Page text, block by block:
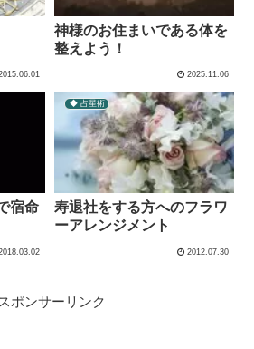
神様のお住まいである体を
整えよう！
2025.11.06
宿命
◆ 占星術
寿退社をする方へのフラワ
ーアレンジメント
2012.07.30
スポンサーリンク